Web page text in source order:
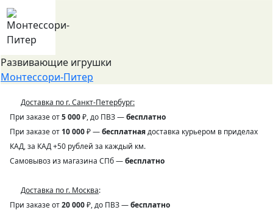
Развивающие игрушки
Монтессори-Питер
Доставка по г. Санкт-Петербург:
При заказе от5 000₽, до ПВЗ —бесплатно
При заказе от 10 000₽ —бесплатнаядоставка курьером в приделах
КАД, за КАД +50 рублей за каждый км.
Самовывоз из магазина СПб —бесплатно
Доставка по г. Москва:
При заказе от20 000₽, до ПВЗ —бесплатно